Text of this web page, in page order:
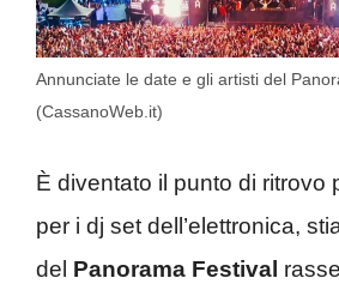
Annunciate le date e gli artisti del
(CassanoWeb.it)
È diventato il punto di ritrovo
per i dj set dell’elettronica,
del Panorama Festival